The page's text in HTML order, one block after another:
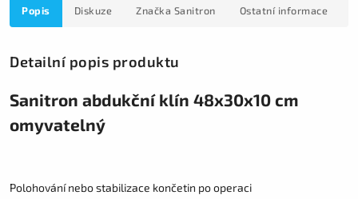
Popis Diskuze Značka Sanitron Ostatní informace
Detailní popis produktu
Sanitron abdukční klín 48x30x10 cm
omyvatelný
Polohování nebo stabilizace končetin po operaci